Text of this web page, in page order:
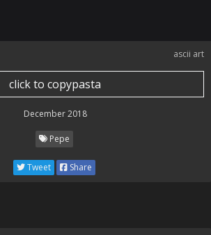
ascii art
click to copypasta
December 2018
Pepe
Tweet Share